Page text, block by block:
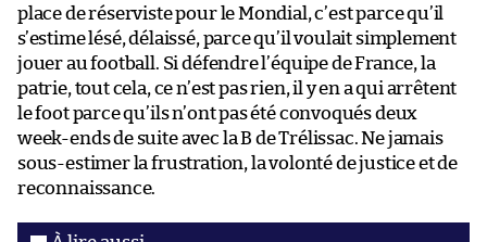
place de réserviste pour le Mondial, c’est parce qu’il
s’estime lésé, délaissé, parce qu’il voulait simplement
jouer au football. Si défendre l’équipe de France, la
patrie, tout cela, ce n’est pas rien, il y en a qui arrêtent
le foot parce qu’ils n’ont pas été convoqués deux
week-ends de suite avec la B de Trélissac. Ne jamais
sous-estimer la frustration, la volonté de justice et de
reconnaissance.